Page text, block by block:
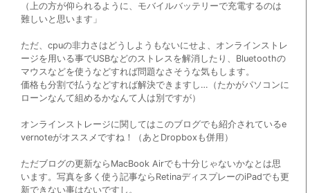
（上の方が仰られるように、モバイルバッテリーで充電するのは
難しいと思います」
ただ、cpuの非力さはどうしようもないにせよ、オンラインストレ
ージを用いる事でUSBなどのストレスを解消したり、Bluetoothの
マウスなどを使うなどすれば問題なさそうな気もします。
価格も分割で払うなどすれば解決できますし…（たかがパソコンに
ローンなんて組めるかなんて人は別ですが）
オンラインストレージに関してはこのブログでも紹介されているe
vernoteがオススメですね！（あとDropboxも併用）
ただブログの更新ならMacBook Airでも十分じゃないかなとは思
います。写真を多く使う記事ならRetinaディスプレーのiPadでも更
新できない事はないですし。